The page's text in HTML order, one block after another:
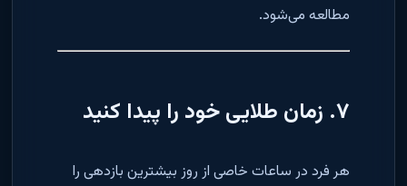
مطالعه می‌شود.
۷. زمان طلایی خود را پیدا کنید
هر فرد در ساعات خاصی از روز بیشترین بازدهی را